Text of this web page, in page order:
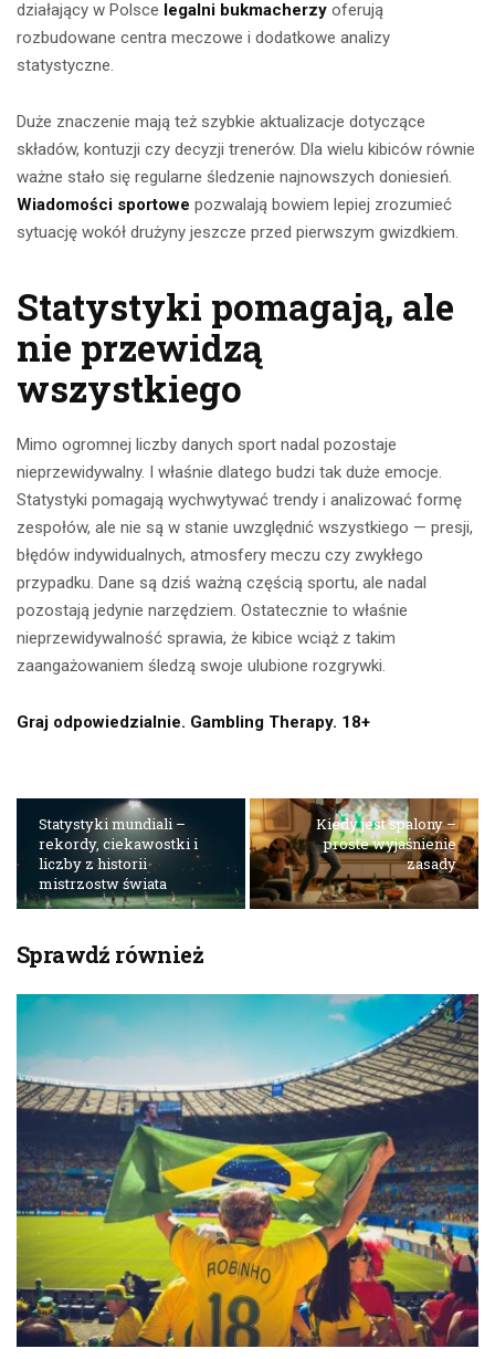
działający w Polsce legalni bukmacherzy oferują
rozbudowane centra meczowe i dodatkowe analizy
statystyczne.
Duże znaczenie mają też szybkie aktualizacje dotyczące
składów, kontuzji czy decyzji trenerów. Dla wielu kibiców równie
ważne stało się regularne śledzenie najnowszych doniesień.
Wiadomości sportowe pozwalają bowiem lepiej zrozumieć
sytuację wokół drużyny jeszcze przed pierwszym gwizdkiem.
Statystyki pomagają, ale
nie przewidzą
wszystkiego
Mimo ogromnej liczby danych sport nadal pozostaje
nieprzewidywalny. I właśnie dlatego budzi tak duże emocje.
Statystyki pomagają wychwytywać trendy i analizować formę
zespołów, ale nie są w stanie uwzględnić wszystkiego — presji,
błędów indywidualnych, atmosfery meczu czy zwykłego
przypadku. Dane są dziś ważną częścią sportu, ale nadal
pozostają jedynie narzędziem. Ostatecznie to właśnie
nieprzewidywalność sprawia, że kibice wciąż z takim
zaangażowaniem śledzą swoje ulubione rozgrywki.
Graj odpowiedzialnie. Gambling Therapy. 18+
Statystyki mundiali –
rekordy, ciekawostki i
liczby z historii
mistrzostw świata
Kiedy jest spalony –
proste wyjaśnienie
zasady
Sprawdź również